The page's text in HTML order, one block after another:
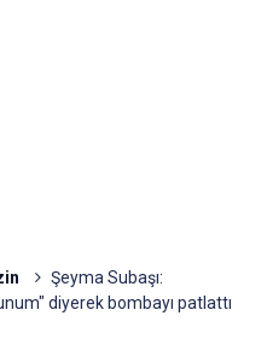
Şeyma Subaşı:
diyerek bombayı patlattı